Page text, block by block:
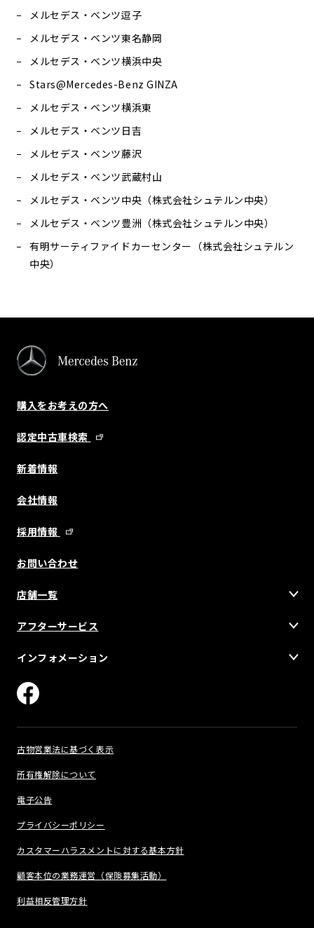
メルセデス・ベンツ逗子
メルセデス・ベンツ東名静岡
メルセデス・ベンツ横浜中央
Stars@Mercedes-Benz GINZA
メルセデス・ベンツ横浜東
メルセデス・ベンツ日吉
メルセデス・ベンツ藤沢
メルセデス・ベンツ武蔵村山
メルセデス・ベンツ中央（株式会社シュテルン中央）
メルセデス・ベンツ豊洲（株式会社シュテルン中央）
有明サーティファイドカーセンター（株式会社シュテルン
中央）
購入をお考えの方へ
認定中古車検索
新着情報
会社情報
採用情報
お問い合わせ
店舗一覧
アフターサービス
インフォメーション
古物営業法に基づく表示
所有権解除について
電子公告
プライバシーポリシー
カスタマーハラスメントに対する基本方針
顧客本位の業務運営（保険募集活動）
利益相反管理方針